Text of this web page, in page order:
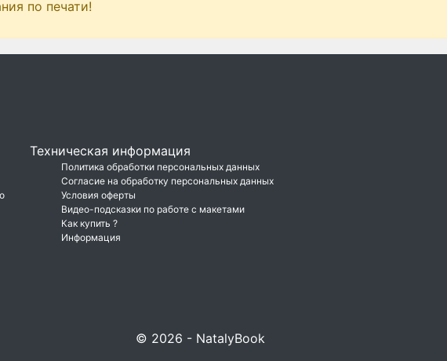
по печати!
Техническая информация
Политика обработки персональных данных
Согласие на обработку персональных данных
Условия оферты
Видео-подсказки по работе с макетами
Как купить ?
Информация
© 2026 - NatalyBook